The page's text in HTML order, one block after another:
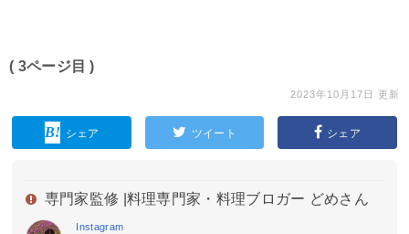
( 3ページ目 )
2023年10月17日 更新
シェア ツイート シェア
専門家監修 | 料理専門家・料理ブロガー どめさん
Instagram